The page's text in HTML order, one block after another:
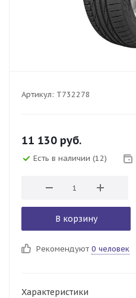
Артикул: T732278
11 130 руб.
Есть в наличии (12)
В корзину
Рекомендуют 0 человек
Характеристики